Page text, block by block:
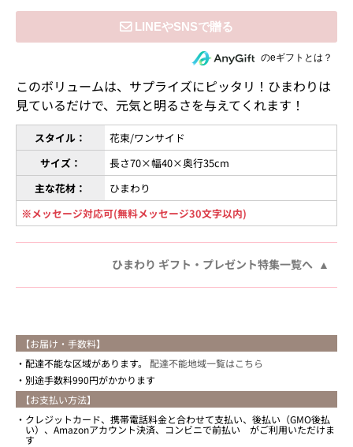
住所を知らない相手にeギフトで贈るのeギフトとは？
このボリュームは、サプライズにピッタリ！ひまわりは
見ているだけで、元気と明るさを与えてくれます！
スタイル：
花束/ワンサイド
サイズ：
長さ70×幅40×奥行35cm
主な花材：
ひまわり
※メッセージ対応可(無料メッセージ30文字以内)
ひまわり ギフト・プレゼント特集一覧へ
【お届け・手数料】
配達不能な区域があります。 配達不能地域一覧はこちら
別途手数料990円がかかります
【お支払い方法】
クレジットカード、携帯電話料金と合わせて支払い、後払い（GMO後払
い）、Amazonアカウント決済、コンビニで前払い がご利用いただけま
す